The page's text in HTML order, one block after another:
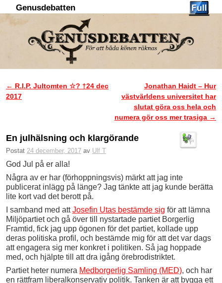
Genusdebatten
Inläggsnavigering
← R.I.P. Jultomten ☆? †24 dec
2017
Jonathan Haidt – Hur
västvärldens universitet har
slutat göra oss hela och
numera gör oss mer trasiga →
En julhälsning och klargörande
Postat 24 december, 2017 av Ulf T
God Jul på er alla!
Några av er har (förhoppningsvis) märkt att jag inte
publicerat inlägg på länge? Jag tänkte att jag kunde berätta
lite kort vad det berott på.
I samband med attJosefin Utas bestämde sig för att lämna
Miljöpartiet och gå över till nystartade partiet Borgerlig
Framtid, fick jag upp ögonen för det partiet, kollade upp
deras politiska profil, och bestämde mig för att det var dags
att engagera sig mer konkret i politiken. Så jag hoppade
med, och hjälpte till att dra igång örebrodistriktet.
Partiet heter numera Medborgerlig Samling (MED), och har
en rättfram liberalkonservativ politik. Tanken är att bygga ett